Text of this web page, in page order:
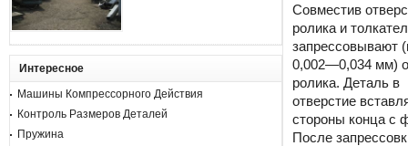
Интересное
Машины Компрессорного Действия
Контроль Размеров Деталей
Пружина
Совместив
ролика и
запрессовывают
0,002—0,034 мм)
ролика. Деталь в
отверстие
стороны конца с
После